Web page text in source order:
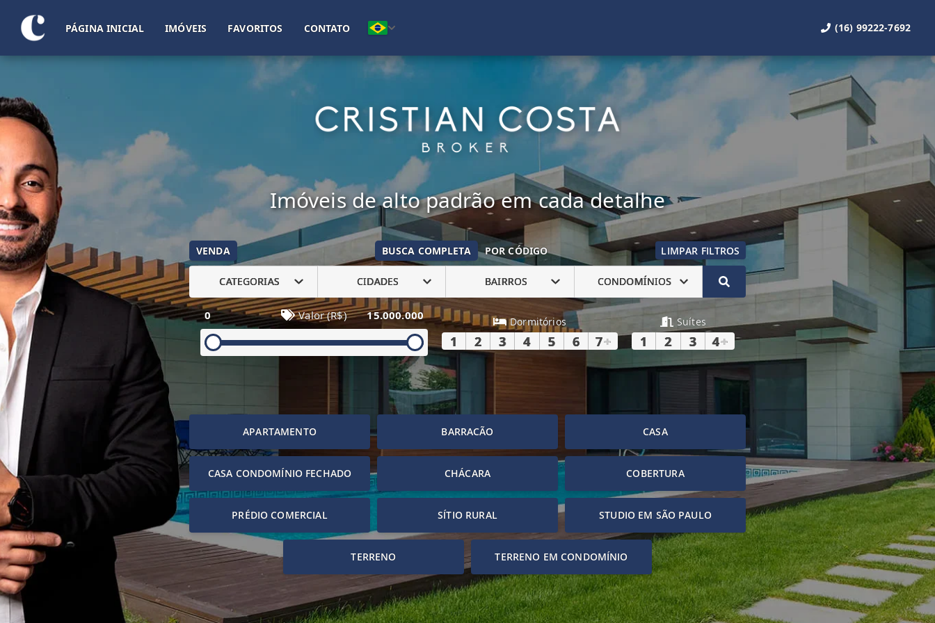
PÁGINA INICIAL IMÓVEIS FAVORITOS CONTATO (16) 99222-7692
Imóveis de alto padrão em cada detalhe
VENDA BUSCA COMPLETA POR CÓDIGO LIMPAR FILTROS
CATEGORIAS CIDADES BAIRROS CONDOMÍNIOS
0 Valor (R$) 15.000.000 Dormitórios
1 2 3 4 5 6 7+
Suítes
1 2 3 4+
APARTAMENTO BARRACÃO CASA
CASA CONDOMÍNIO FECHADO CHÁCARA COBERTURA
PRÉDIO COMERCIAL SÍTIO RURAL STUDIO EM SÃO PAULO
TERRENO TERRENO EM CONDOMÍNIO